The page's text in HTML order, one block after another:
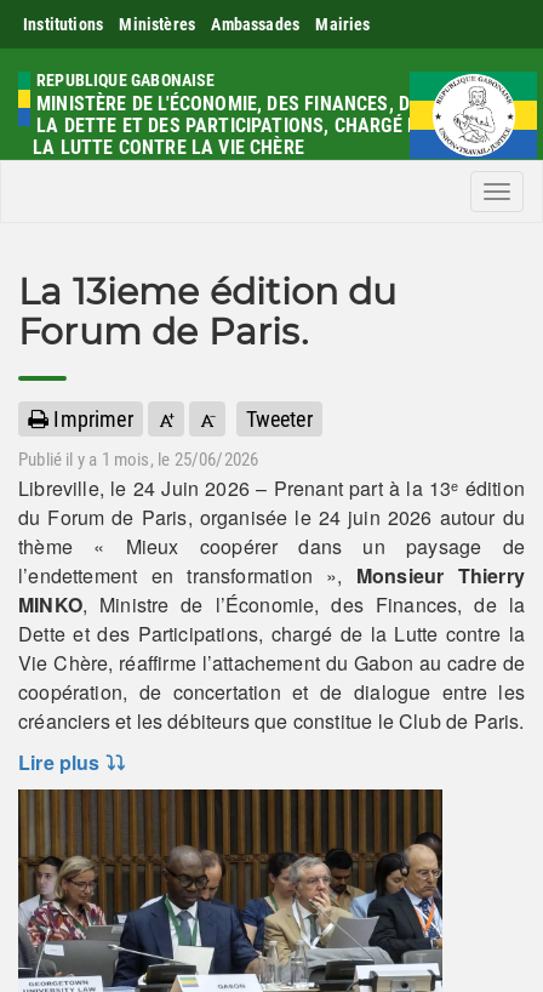
Institutions Ministères Ambassades Mairies
REPUBLIQUE GABONAISE
MINISTÈRE DE L'ÉCONOMIE, DES FINANCES, DE
LA DETTE ET DES PARTICIPATIONS, CHARGÉ DE
LA LUTTE CONTRE LA VIE CHÈRE
Menu
La 13ieme édition du
Forum de Paris.
Imprimer Tweeter
Publié il y a 1 mois, le 25/06/2026
Libreville, le 24 Juin 2026 – Prenant part à la 13ᵉ édition
du Forum de Paris, organisée le 24 juin 2026 autour du
thème « Mieux coopérer dans un paysage de
l’endettement en transformation », Monsieur Thierry
MINKO, Ministre de l’Économie, des Finances, de la
Dette et des Participations, chargé de la Lutte contre la
Vie Chère, réaffirme l’attachement du Gabon au cadre de
coopération, de concertation et de dialogue entre les
créanciers et les débiteurs que constitue le Club de Paris.
Lire plus ⤵️⤵️